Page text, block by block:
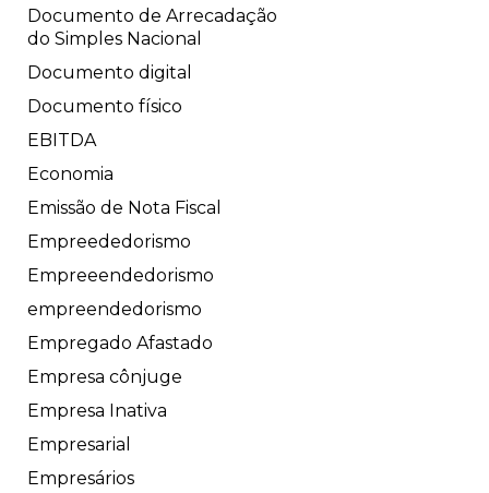
Documento de Arrecadação
do Simples Nacional
Documento digital
Documento físico
EBITDA
Economia
Emissão de Nota Fiscal
Empreededorismo
Empreeendedorismo
empreendedorismo
Empregado Afastado
Empresa cônjuge
Empresa Inativa
Empresarial
Empresários